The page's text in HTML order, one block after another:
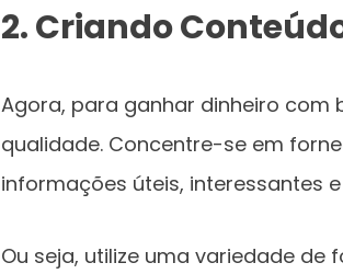
2.Criando
Agora, para ganhar dinheiro com
qualidade. Concentre-se em
informações úteis, interessantes
Ou seja, utilize uma variedade